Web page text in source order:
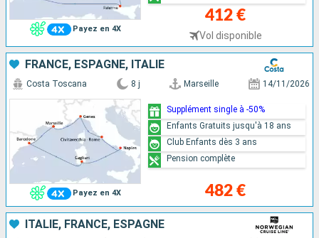
Payez en 4X
412 €
Vol disponible
FRANCE, ESPAGNE, ITALIE
Payez en 4X
Costa Toscana 8 j Marseille 14/11/2026
482 €
Supplément single à -50%
Enfants Gratuits jusqu'à 18 ans
Club Enfants dès 3 ans
Pension complète
ITALIE, FRANCE, ESPAGNE